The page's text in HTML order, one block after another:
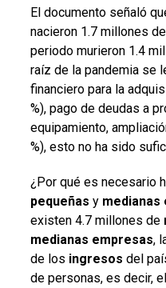
El documento señaló
nacieron 1.7 millones de
periodo murieron 1.4
raíz de la pandemia se
financiero para la
%), pago de deudas a
equipamiento,
%), esto no ha sido
¿Por qué es necesario
pequeñas y medianas
existen 4.7 millones de
medianas empresas,
de los ingresos del
de personas, es decir,